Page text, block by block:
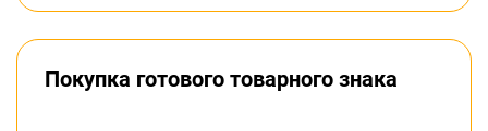
Покупка готового товарного знака